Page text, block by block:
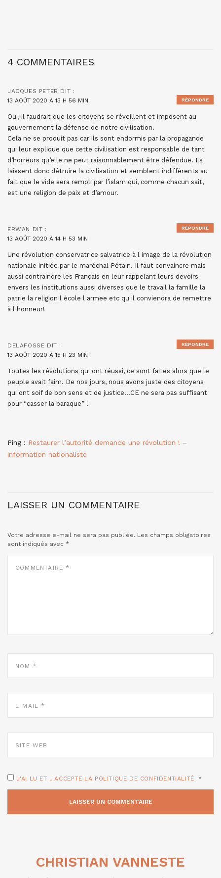
4 COMMENTAIRES
JACQUES PETER DIT :
13 AOÛT 2020 À 13 H 56 MIN
Oui, il faudrait que les citoyens se réveillent et imposent au
gouvernement la défense de notre civilisation.
Cela ne se produit pas car ils sont endormis par la propagande
qui leur explique que cette civilisation est responsable de tant
d’horreurs qu’elle ne peut raisonnablement être défendue. Ils
laissent donc détruire la civilisation et semblent indifférents au
fait que le vide sera rempli par l’islam qui, comme chacun sait,
est une religion de paix et d’amour.
RÉPONDRE
ERWAN DIT :
13 AOÛT 2020 À 14 H 53 MIN
Une révolution conservatrice salvatrice à l image de la révolution
nationale initiée par le maréchal Pétain. Il faut convaincre mais
aussi contraindre les Français en leur rappelant leurs devoirs
envers les institutions aussi diverses que le travail la famille la
patrie la religion l école l armee etc qu il conviendra de remettre
à l honneur!
RÉPONDRE
DELAFOSSE DIT :
13 AOÛT 2020 À 15 H 23 MIN
Toutes les révolutions qui ont réussi, ce sont faites alors que le
peuple avait faim. De nos jours, nous avons juste des citoyens
qui ont soif de bon sens et de justice…CE ne sera pas suffisant
pour “casser la baraque” !
RÉPONDRE
Ping : Restaurer l’autorité demande une révolution ! –
information nationaliste
LAISSER UN COMMENTAIRE
Votre adresse e-mail ne sera pas publiée. Les champs obligatoires
sont indiqués avec *
MAIL
WEB
J'AI LU ET J'ACCEPTE LA POLITIQUE DE CONFIDENTIALITÉ. *
CHRISTIAN VANNESTE